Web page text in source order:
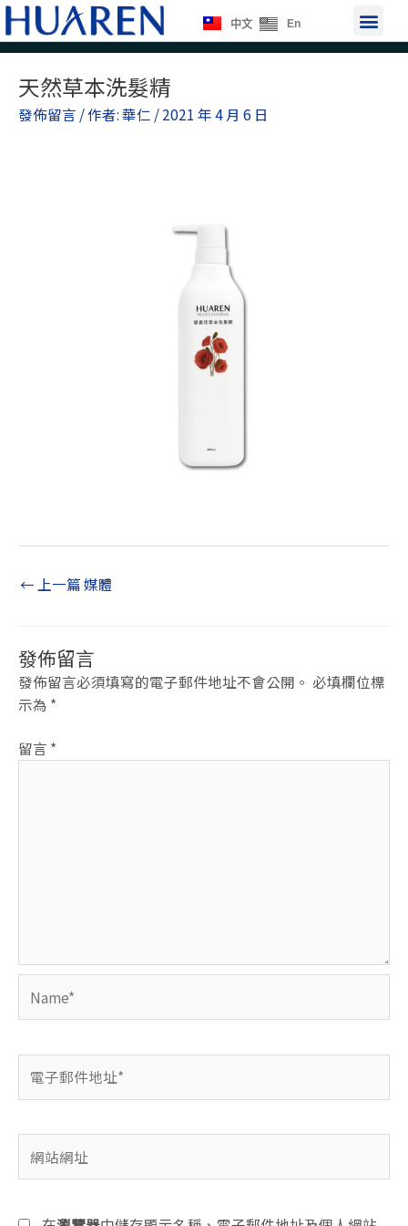
跳
至
主
中文 En 選
單
天然草本洗髮精
發佈留言 / 作者:華仁 /2021 年 4 月 6 日
navigation
←上一篇 媒體
發佈留言
發佈留言必須填寫的電子郵件地址不會公開。 必填欄位標
示為 *
留言 *
件
地
址
站